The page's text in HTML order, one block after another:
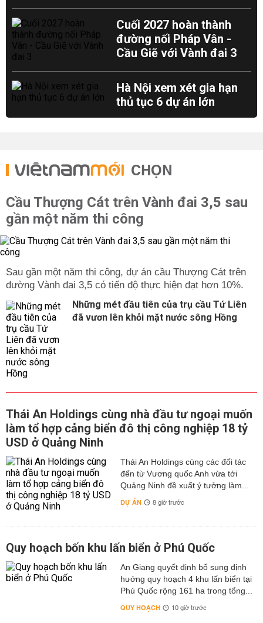
Cuối 2027 hoàn thành
đường nối Pháp Vân -
Cầu Giẽ với Vành đai 3
Hà Nội xem xét gia hạn
thủ tục 6 dự án lớn
CHỌN
Cầu Thượng Cát trên Vành đai 3,5 sau
gần một năm thi công
Sau gần một năm thi công, dự án cầu Thượng Cát trên
đường Vành đai 3,5 có tiến độ thực hiện đạt hơn 10%.
Những mét đầu tiên của trụ cầu Tứ Liên
đã vươn lên khỏi mặt nước sông Hồng
Thái An Holdings cùng nhà đầu tư ngoại muốn
làm tổ hợp cảng biển đô thị công nghiệp 18 tỷ
USD ở Quảng Ninh
Thái An Holdings cùng các đối tác
đến từ Vương quốc Anh vừa tới
Quảng Ninh đề xuất ý tưởng làm...
DỰ ÁN 8 giờ trước
Quy hoạch bốn khu lấn biển ở Phú Quốc
An Giang quyết định bổ sung định
hướng quy hoạch 4 khu lấn biển tại
Phú Quốc rộng 161 ha trong tổng...
QUY HOẠCH 10 giờ trước